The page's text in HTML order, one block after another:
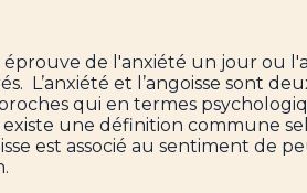
de l'anxiété un jour ou
L’anxiété et l’angoisse sont
qui en termes
existe une définition commune
est associé au sentiment de